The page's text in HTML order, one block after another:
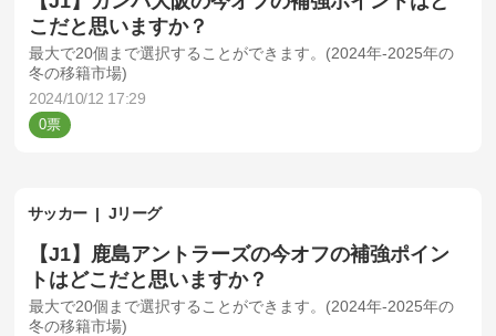
こだと思いますか？
最大で20個まで選択することができます。(2024年-2025年の
冬の移籍市場)
2024/10/12 17:29
0
サッカー Jリーグ
【J1】鹿島アントラーズの今オフの補強ポイン
トはどこだと思いますか？
最大で20個まで選択することができます。(2024年-2025年の
冬の移籍市場)